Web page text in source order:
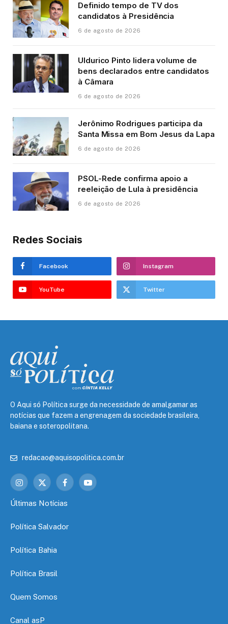
Definido tempo de TV dos
candidatos à Presidência
6 de agosto de 2026
Uldurico Pinto lidera volume de
bens declarados entre candidatos
à Câmara
6 de agosto de 2026
Jerônimo Rodrigues participa da
Santa Missa em Bom Jesus da Lapa
6 de agosto de 2026
PSOL-Rede confirma apoio a
reeleição de Lula à presidência
6 de agosto de 2026
Redes Sociais
Facebook Instagram
YouTube Twitter
O Aqui só Política surge da necessidade de amalgamar as
notícias que fazem a engrenagem da sociedade brasileira,
baiana e soteropolitana.
redacao@aquisopolitica.com.br
Instagram
X
FacebookYouTube
Últimas Notícias
Política Salvador
Política Bahia
Política Brasil
Quem Somos
Canal asP